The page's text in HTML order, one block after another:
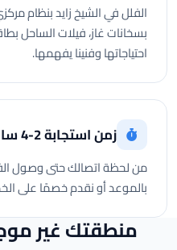
الفلل في الشيخ زايد بنظام
بسخانات غاز، فيلات
احتياجاتها وفنينا يفهمها.
زمن استجابة 2-4 ساعات
من لحظة اتصالك حتى وصول
بالموعد أو نقدم خصمًا على
منطقتك غير